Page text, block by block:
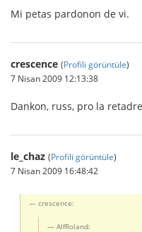
Mi petas pardonon de vi.
crescence (Profili görüntüle)
7 Nisan 2009 12:13:38
Dankon, russ, pro la
le_chaz (Profili görüntüle)
7 Nisan 2009 16:48:42
crescence:
AlfRoland: